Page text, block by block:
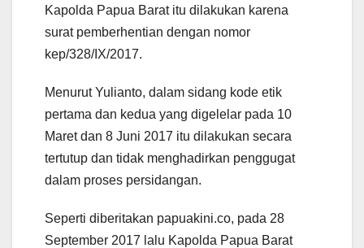
Kapolda Papua Barat itu dilakukan karena
surat pemberhentian dengan nomor
kep/328/IX/2017.
Menurut Yulianto, dalam sidang kode etik
pertama dan kedua yang digelelar pada 10
Maret dan 8 Juni 2017 itu dilakukan secara
tertutup dan tidak menghadirkan penggugat
dalam proses persidangan.
Seperti diberitakan papuakini.co, pada 28
September 2017 lalu Kapolda Papua Barat